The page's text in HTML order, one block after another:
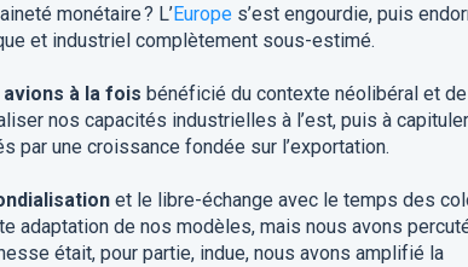
monétaire ? L’Europes’est engourdie, puis
et industriel complètement sous-estimé.
à la fois bénéficié du contexte néolibéral et
nos capacités industrielles à l’est, puis à
par une croissance fondée sur l’exportation.
et le libre-échange avec le temps des
adaptation de nos modèles, mais nous avons
était, pour partie, indue, nous avons amplifié la